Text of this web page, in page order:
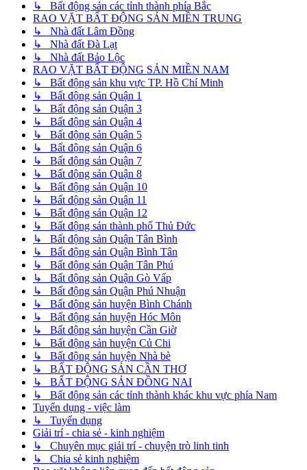
↳ Bất động sản các tỉnh thành phía Bắc
RAO VẶT BẤT ĐỘNG SẢN MIỀN TRUNG
↳ Nhà đất Lâm Đồng
↳ Nhà đất Đà Lạt
↳ Nhà đất Bảo Lộc
RAO VẶT BẤT ĐỘNG SẢN MIỀN NAM
↳ Bất động sản khu vực TP. Hồ Chí Minh
↳ Bất động sản Quận 1
↳ Bất động sản Quận 3
↳ Bất động sản Quận 4
↳ Bất động sản Quận 5
↳ Bất động sản Quận 6
↳ Bất động sản Quận 7
↳ Bất động sản Quận 8
↳ Bất động sản Quận 10
↳ Bất động sản Quận 11
↳ Bất động sản Quận 12
↳ Bất động sản thành phố Thủ Đức
↳ Bất động sản Quận Tân Bình
↳ Bất động sản Quận Bình Tân
↳ Bất động sản Quận Tân Phú
↳ Bất động sản Quận Gò Vấp
↳ Bất động sản Quận Phú Nhuận
↳ Bất động sản huyện Bình Chánh
↳ Bất động sản huyện Hóc Môn
↳ Bất động sản huyện Cần Giờ
↳ Bất động sản huyện Củ Chi
↳ Bất động sản huyện Nhà bè
↳ BẤT ĐỘNG SẢN CẦN THƠ
↳ BẤT ĐỘNG SẢN ĐỒNG NAI
↳ Bất động sản các tỉnh thành khác khu vực phía Nam
Tuyển dụng - việc làm
↳ Tuyển dụng
Giải trí - chia sẻ - kinh nghiệm
↳ Chuyên mục giải trí - chuyện trò linh tinh
↳ Chia sẻ kinh nghiệm